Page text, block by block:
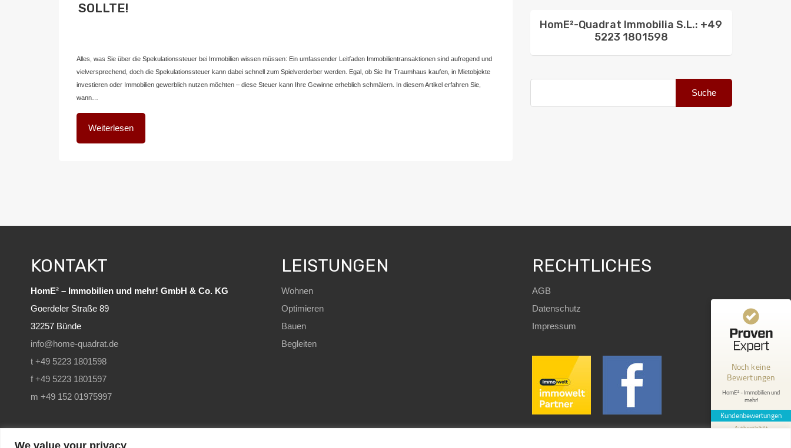
We value your privacy
SOLLTE!
Alles, was Sie über die Spekulationssteuer bei Immobilien wissen müssen: Ein umfassender Leitfaden Immobilientransaktionen sind aufregend und
vielversprechend, doch die Spekulationssteuer kann dabei schnell zum Spielverderber werden. Egal, ob Sie Ihr Traumhaus kaufen, in Mietobjekte
investieren oder Immobilien gewerblich nutzen möchten – diese Steuer kann Ihre Gewinne erheblich schmälern. In diesem Artikel erfahren Sie,
wann…
Weiterlesen
HomE²-Quadrat Immobilia S.L.: +49
5223 1801598
nach:
KONTAKT
HomE² – Immobilien und mehr! GmbH & Co. KG
Goerdeler Straße 89
32257 Bünde
info@home-quadrat.de
t +49 5223 1801598
f +49 5223 1801597
m +49 152 01975997
LEISTUNGEN
Wohnen
Optimieren
Bauen
Begleiten
RECHTLICHES
AGB
Datenschutz
Impressum
Noch keine
Bewertungen
HomE² - Immobilien und
mehr!
Kundenbewertungen
Authentizität
Kundenbewertungen und Erfahrungen zu
HomE² - Immobilien und mehr!
MANGELHAFT
0,00 / 5,00
Erfahren Sie mehr über dieses Bewertungssiegel
1.1.1970